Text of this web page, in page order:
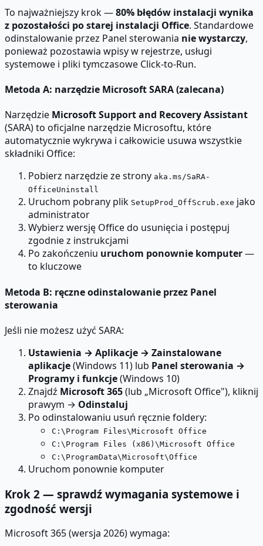
To najważniejszy krok —80% błędów instalacji wynika
z pozostałości po starej instalacji Office. Standardowe
odinstalowanie przez Panel sterowania nie wystarczy,
ponieważ pozostawia wpisy w rejestrze, usługi
systemowe i pliki tymczasowe Click-to-Run.
Metoda A: narzędzie Microsoft SARA (zalecana)
Narzędzie Microsoft Support and Recovery Assistant
(SARA) to oficjalne narzędzie Microsoftu, które
automatycznie wykrywa i całkowicie usuwa wszystkie
składniki Office:
Pobierz narzędzie ze strony aka.ms/SaRA-
OfficeUninstall
Uruchom pobrany plik SetupProd_OffScrub.exe jako
administrator
Wybierz wersję Office do usunięcia i postępuj
zgodnie z instrukcjami
Po zakończeniu uruchom ponownie komputer—
to kluczowe
Metoda B: ręczne odinstalowanie przez Panel
sterowania
Jeśli nie możesz użyć SARA:
Ustawienia → Aplikacje → Zainstalowane
aplikacje(Windows 11) lub Panel sterowania →
Programy i funkcje(Windows 10)
Znajdź Microsoft 365(lub „Microsoft Office"), kliknij
prawym → Odinstaluj
Po odinstalowaniu usuń ręcznie foldery:
C:\Program Files\Microsoft Office
C:\Program Files (x86)\Microsoft Office
C:\ProgramData\Microsoft\Office
Uruchom ponownie komputer
Krok 2 — sprawdź wymagania systemowe i
zgodność wersji
Microsoft 365 (wersja 2026) wymaga: